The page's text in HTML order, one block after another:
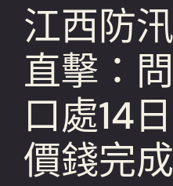
江西防
直擊：
口處14
價錢完